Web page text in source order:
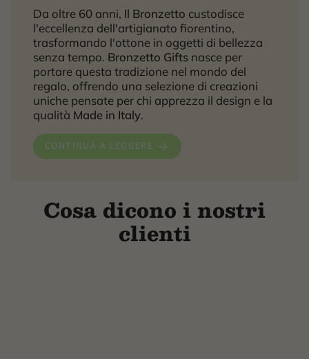
Da oltre 60 anni, Il Bronzetto custodisce
l'eccellenza dell'artigianato fiorentino,
trasformando l'ottone in oggetti di bellezza
senza tempo. Bronzetto Gifts nasce per
portare questa tradizione nel mondo del
regalo, offrendo una selezione di creazioni
uniche pensate per chi apprezza il design e la
qualità Made in Italy.
CONTINUA A LEGGERE
Cosa dicono i nostri
clienti